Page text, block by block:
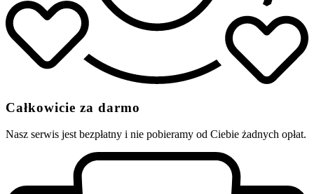
Całkowicie za darmo
Nasz serwis jest bezpłatny i nie pobieramy od Ciebie żadnych opłat.